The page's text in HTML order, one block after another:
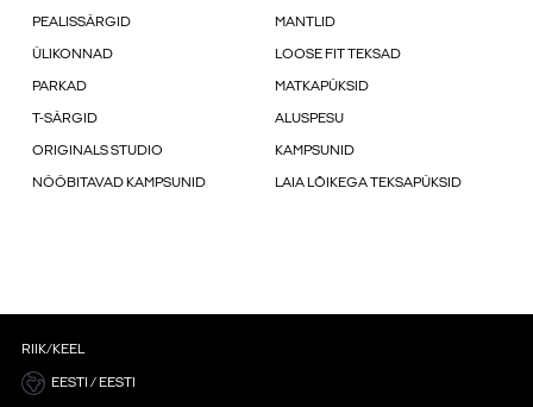
PEALISSÄRGID MANTLID
ÜLIKONNAD LOOSE FIT TEKSAD
PARKAD MATKAPÜKSID
T-SÄRGID ALUSPESU
ORIGINALS STUDIO KAMPSUNID
NÖÖBITAVAD KAMPSUNID LAIA LÕIKEGA TEKSAPÜKSID
RIIK/KEEL
EESTI / EESTI